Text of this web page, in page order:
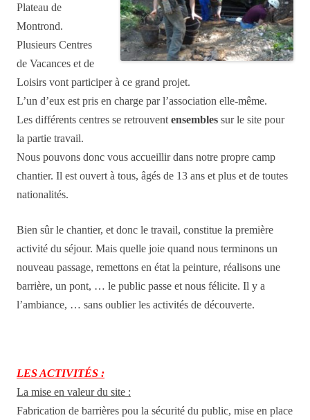
Plateau de
Montrond.
Plusieurs Centres
de Vacances et de
Loisirs vont participer à ce grand projet.
L’un d’eux est pris en charge par l’association elle-même.
Les différents centres se retrouvent ensembles sur le site pour
la partie travail.
Nous pouvons donc vous accueillir dans notre propre camp
chantier. Il est ouvert à tous, âgés de 13 ans et plus et de toutes
nationalités.
Bien sûr le chantier, et donc le travail, constitue la première
activité du séjour. Mais quelle joie quand nous terminons un
nouveau passage, remettons en état la peinture, réalisons une
barrière, un pont, … le public passe et nous félicite. Il y a
l’ambiance, … sans oublier les activités de découverte.
LES ACTIVITÉS :
La mise en valeur du site :
Fabrication de barrières pou la sécurité du public, mise en place